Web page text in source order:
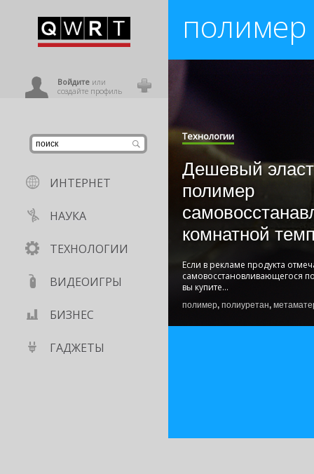
Войдитеили
создайте профиль
ИНТЕРНЕТ
НАУКА
ТЕХНОЛОГИИ
ВИДЕОИГРЫ
БИЗНЕС
ГАДЖЕТЫ
полимер
Технологии
Дешевый
полимер
комнатной
Если в рекламе продукта
самовосстановливающегося
вы купите...
полимер, полиуретан,